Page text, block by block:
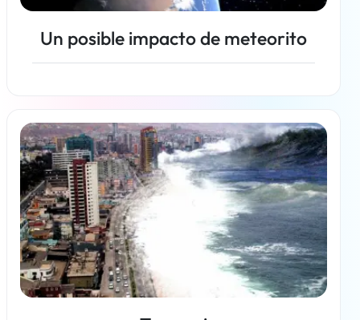
Un posible impacto de meteorito
Más información